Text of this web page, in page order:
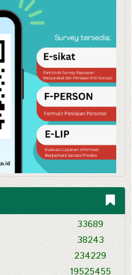
33689
38243
234229
19525455